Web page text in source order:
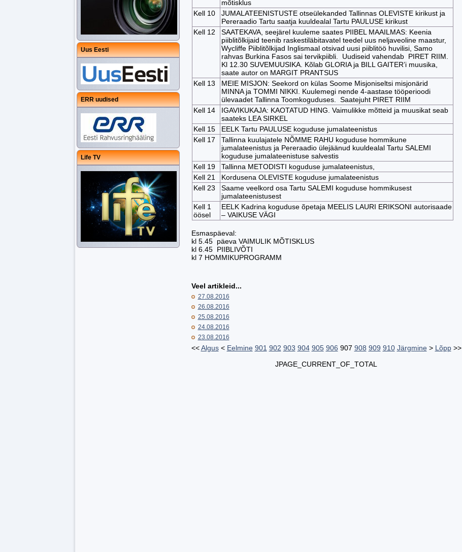
Uus Eesti
ERR uudised
Life TV
mõtisklus
Kell 10
JUMALATEENISTUSTE otseülekanded Tallinnas OLEVISTE kirikust ja
Pereraadio Tartu saatja kuuldealal Tartu PAULUSE kirikust
Kell 12
SAATEKAVA, seejärel kuuleme saates PIIBEL MAAILMAS: Keenia
piiblitõlkijaid teenib raskestiläbitavatel teedel uus neljaveoline maastur,
Wycliffe Piiblitõlkijad Inglismaal otsivad uusi piiblitöö huvilisi, Samo
rahvas Burkina Fasos sai tervikpiibli. Uudiseid vahendab PIRET RIIM.
Kl 12.30 SUVEMUUSIKA. Kõlab GLORIA ja BILL GAITER’i muusika,
saate autor on MARGIT PRANTSUS
Kell 13
MEIE MISJON: Seekord on külas Soome Misjoniseltsi misjonärid
MINNA ja TOMMI NIKKI. Kuulemegi nende 4-aastase tööperioodi
ülevaadet Tallinna Toomkoguduses. Saatejuht PIRET RIIM
Kell 14
IGAVIKUKAJA: KAOTATUD HING. Vaimulikke mõtteid ja muusikat seab
saateks LEA SIRKEL
Kell 15
EELK Tartu PAULUSE koguduse jumalateenistus
Kell 17
Tallinna kuulajatele NÕMME RAHU koguduse hommikune
jumalateenistus ja Pereraadio ülejäänud kuuldealal Tartu SALEMI
koguduse jumalateenistuse salvestis
Kell 19
Tallinna METODISTI koguduse jumalateenistus,
Kell 21
Kordusena OLEVISTE koguduse jumalateenistus
Kell 23
Saame veelkord osa Tartu SALEMI koguduse hommikusest
jumalateenistusest
Kell 1
öösel
EELK Kadrina koguduse õpetaja MEELIS LAURI ERIKSONI autorisaade
– VAIKUSE VÄGI
Esmaspäeval:
kl 5.45 päeva VAIMULIK MÕTISKLUS
kl 6.45 PIIBLIVÕTI
kl 7 HOMMIKUPROGRAMM
Veel artikleid...
27.08.2016
26.08.2016
25.08.2016
24.08.2016
23.08.2016
<<Algus< Eelmine 901 902 903 904 905 906 907 908 909 910 Järgmine> Lõpp>>
JPAGE_CURRENT_OF_TOTAL